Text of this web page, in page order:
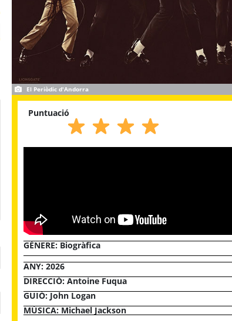
El Periòdic d'Andorra
Puntuació
GÈNERE:Biogràfica
ANY: 2026
DIRECCIÓ: Antoine Fuqua
GUIÓ: John Logan
MÚSICA: Michael Jackson